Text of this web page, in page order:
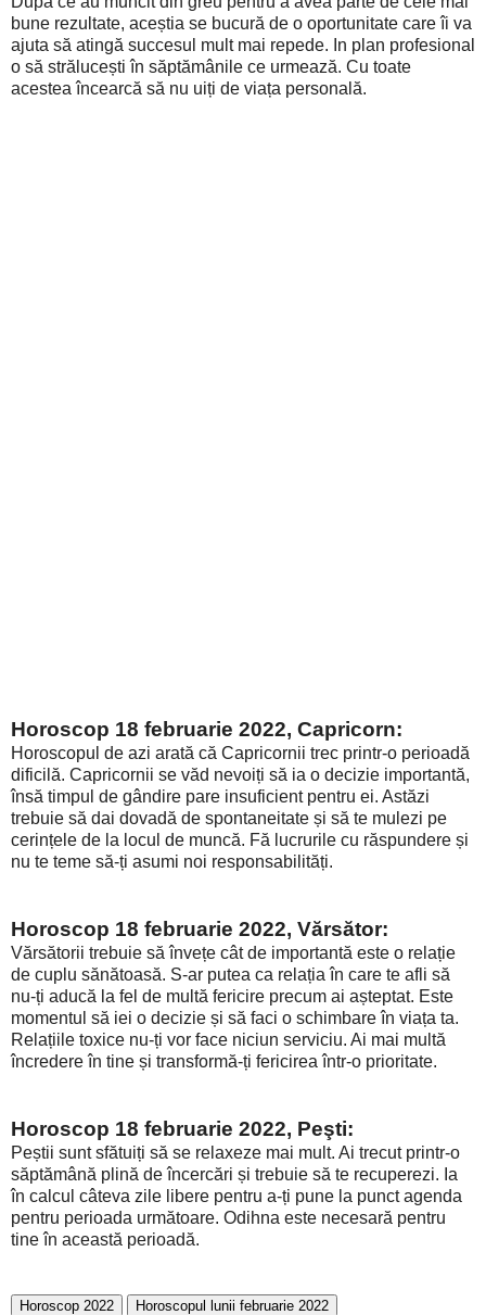
bune rezultate, aceștia se bucură de o oportunitate care îi va
ajuta să atingă succesul mult mai repede. In plan profesional
o să strălucești în săptămânile ce urmează. Cu toate
acestea încearcă să nu uiți de viața personală.
Horoscop 18 februarie 2022, Capricorn:
Horoscopul de azi arată că Capricornii trec printr-o perioadă
dificilă. Capricornii se văd nevoiți să ia o decizie importantă,
însă timpul de gândire pare insuficient pentru ei. Astăzi
trebuie să dai dovadă de spontaneitate și să te mulezi pe
cerințele de la locul de muncă. Fă lucrurile cu răspundere și
nu te teme să-ți asumi noi responsabilități.
Horoscop 18 februarie 2022, Vărsător:
Vărsătorii trebuie să învețe cât de importantă este o relație
de cuplu sănătoasă. S-ar putea ca relația în care te afli să
nu-ți aducă la fel de multă fericire precum ai așteptat. Este
momentul să iei o decizie și să faci o schimbare în viața ta.
Relațiile toxice nu-ți vor face niciun serviciu. Ai mai multă
încredere în tine și transformă-ți fericirea într-o prioritate.
Horoscop 18 februarie 2022, Peşti:
Peștii sunt sfătuiți să se relaxeze mai mult. Ai trecut printr-o
săptămână plină de încercări și trebuie să te recuperezi. Ia
în calcul câteva zile libere pentru a-ți pune la punct agenda
pentru perioada următoare. Odihna este necesară pentru
tine în această perioadă.
Horoscop 2022
Horoscopul lunii februarie 2022